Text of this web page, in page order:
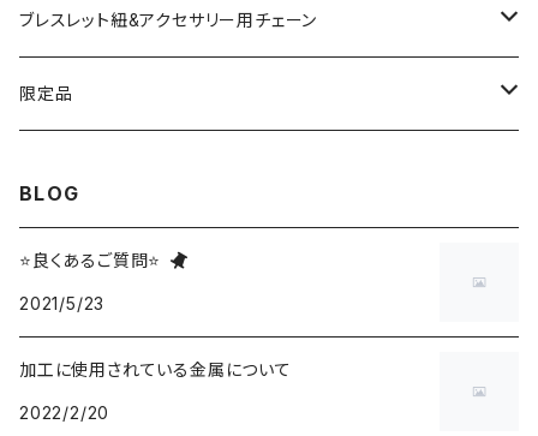
コッパー
アゲート
天然石キャンドルホルダー
ブレスレット紐&アクセサリー用チェーン
ネックレスチェーン
限定品
BLOG
⭐良くあるご質問⭐
2021/5/23
加工に使用されている金属について
2022/2/20